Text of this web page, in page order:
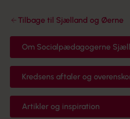
Tilbage til Sjælland og Øerne
Om Socialpædagogerne
Kredsens aftaler og
Artikler og inspiration